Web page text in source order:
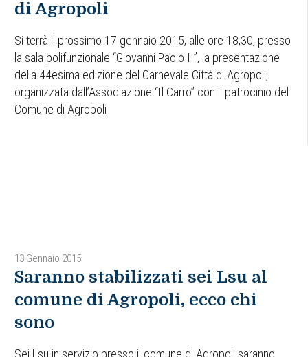
di Agropoli
Si terrà il prossimo 17 gennaio 2015, alle ore 18,30, presso
la sala polifunzionale “Giovanni Paolo II”, la presentazione
della 44esima edizione del Carnevale Città di Agropoli,
organizzata dall’Associazione “Il Carro” con il patrocinio del
Comune di Agropoli
13 Gennaio 2015
Saranno stabilizzati sei Lsu al
comune di Agropoli, ecco chi
sono
Sei Lsu in servizio presso il comune di Agropoli saranno